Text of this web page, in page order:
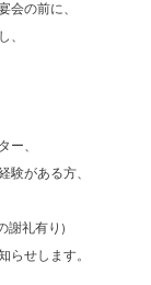
会の前に、
、
ー、
がある方、
謝礼有り)
らせします。